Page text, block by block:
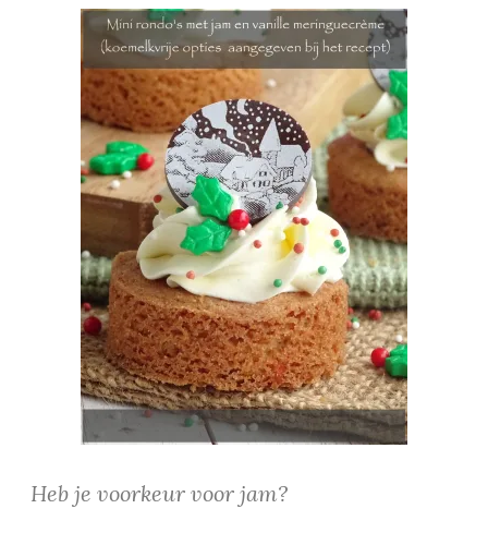
Heb je voorkeur voor jam?